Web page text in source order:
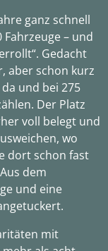
ganz schnell
– und
Gedacht
aber schon kurz
und bei 275
Der Platz
voll belegt und
wo
dort schon fast
dem
und eine
mit